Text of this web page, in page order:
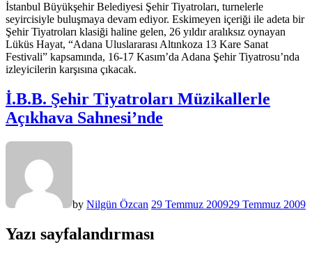
İstanbul Büyükşehir Belediyesi Şehir Tiyatroları, turnelerle
seyircisiyle buluşmaya devam ediyor. Eskimeyen içeriği ile adeta bir
Şehir Tiyatroları klasiği haline gelen, 26 yıldır aralıksız oynayan
Lüküs Hayat, “Adana Uluslararası Altınkoza 13 Kare Sanat
Festivali” kapsamında, 16-17 Kasım’da Adana Şehir Tiyatrosu’nda
izleyicilerin karşısına çıkacak.
İ.B.B. Şehir Tiyatroları Müzikallerle
Açıkhava Sahnesi’nde
by Nilgün Özcan 29 Temmuz 200929 Temmuz 2009
Yazı sayfalandırması